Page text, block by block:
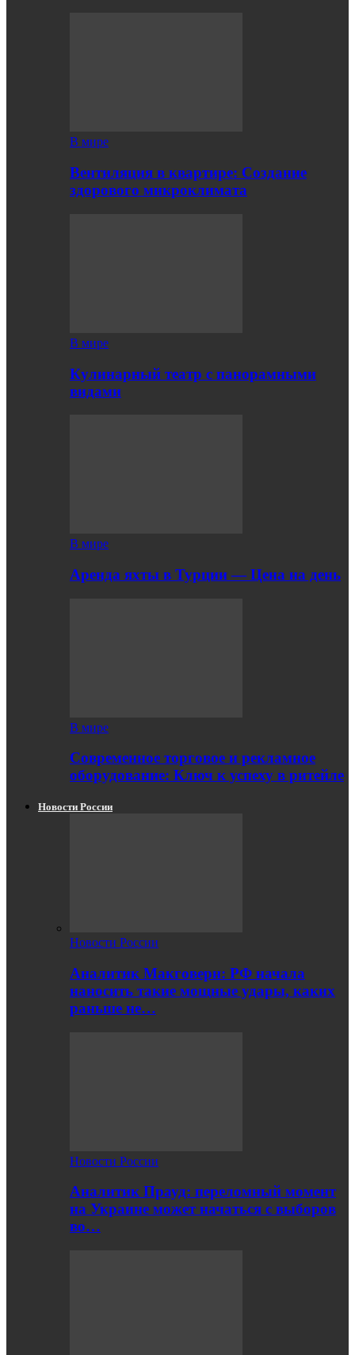
В мире
Вентиляция в квартире: Создание
здорового микроклимата
В мире
Кулинарный театр с панорамными
видами
В мире
Аренда яхты в Турции — Цена на день
В мире
Современное торговое и рекламное
оборудование: Ключ к успеху в ритейле
Новости России
Новости России
Аналитик Макговерн: РФ начала
наносить такие мощные удары, каких
раньше не…
Новости России
Аналитик Прауд: переломный момент
на Украине может начаться с выборов
во…